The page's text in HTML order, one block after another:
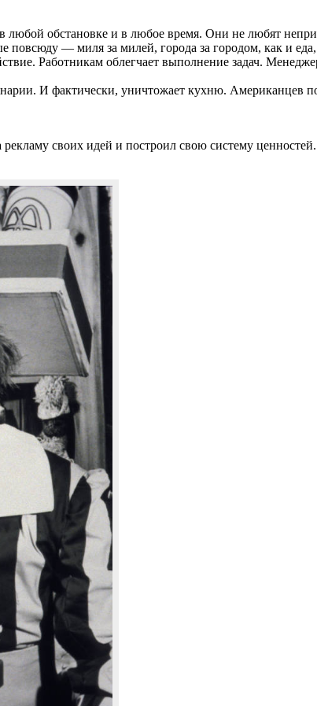
обстановке и в любое время. Они не любят
— миля за милей, города за городом, как и еда,
Работникам облегчает выполнение задач.
И фактически, уничтожает кухню. Американцев
своих идей и построил свою систему